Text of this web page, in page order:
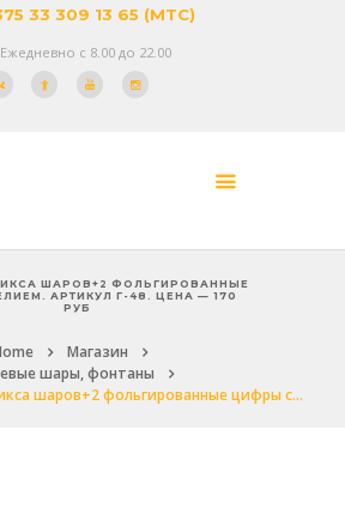
33 309 13 65 (МТС)
Ежедневно с 8.00 до 22.00
ШАРОВ+2 ФОЛЬГИРОВАННЫЕ
АРТИКУЛ Г-48. ЦЕНА — 170
РУБ
Магазин
шары, фонтаны
шаров+2 фольгированные цифры с...